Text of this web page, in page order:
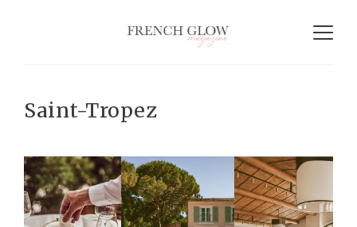
Saint-Tropez